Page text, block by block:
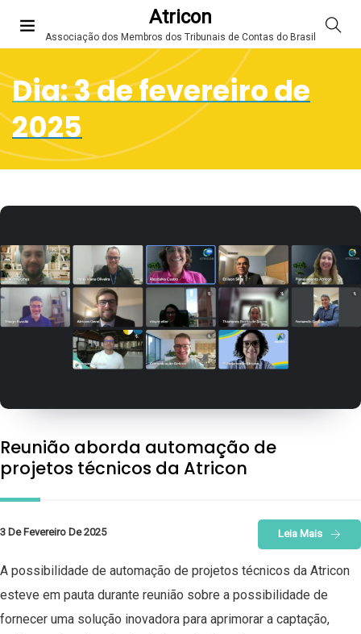
Atricon
Associação dos Membros dos Tribunais de Contas do Brasil
Dia:3 de fevereiro de
2025
Reunião aborda automação de
projetos técnicos da Atricon
3 De Fevereiro De 2025 Leia Mais
A possibilidade de automação de projetos técnicos da Atricon
esteve em pauta durante reunião sobre a possibilidade de
fornecer uma solução inovadora para aprimorar a captação,